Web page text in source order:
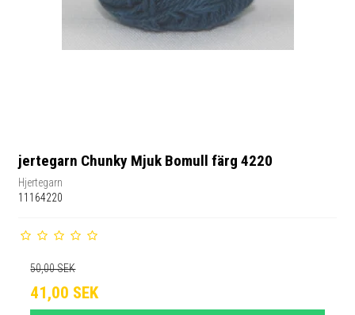
jertegarn Chunky Mjuk Bomull färg 4220
Hjertegarn
11164220
50,00 SEK
41,00 SEK